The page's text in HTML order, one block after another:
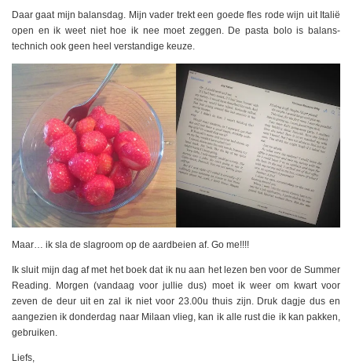
Daar gaat mijn balansdag. Mijn vader trekt een goede fles rode wijn uit Italië
open en ik weet niet hoe ik nee moet zeggen. De pasta bolo is balans-
technich ook geen heel verstandige keuze.
Maar… ik sla de slagroom op de aardbeien af. Go me!!!!
Ik sluit mijn dag af met het boek dat ik nu aan het lezen ben voor de Summer
Reading. Morgen (vandaag voor jullie dus) moet ik weer om kwart voor
zeven de deur uit en zal ik niet voor 23.00u thuis zijn. Druk dagje dus en
aangezien ik donderdag naar Milaan vlieg, kan ik alle rust die ik kan pakken,
gebruiken.
Liefs,